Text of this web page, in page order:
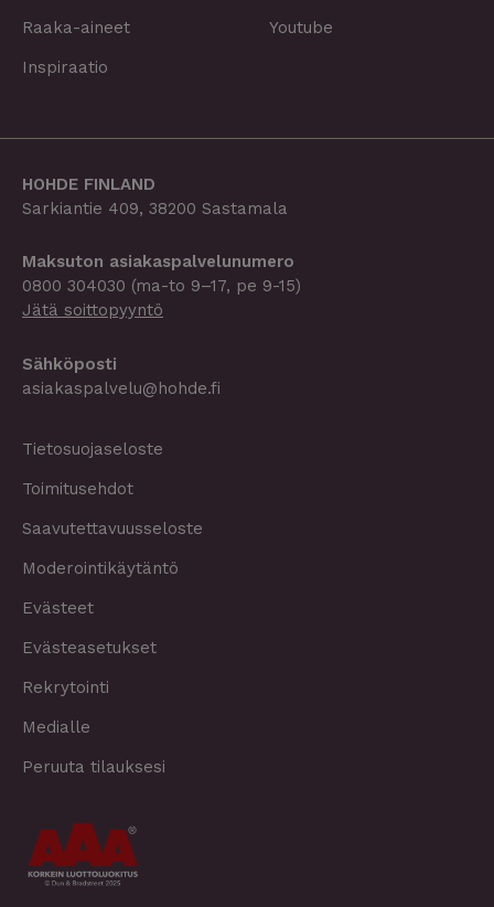
Raaka-aineet
Inspiraatio
Youtube
HOHDE FINLAND
Sarkiantie 409, 38200 Sastamala
Maksuton asiakaspalvelu­­numero
0800 304030 (ma-to 9–17, pe 9-15)
Jätä soittopyyntö
Sähköposti
asiakaspalvelu@hohde.fi
Tietosuojaseloste
Toimitusehdot
Saavutettavuusseloste
Moderointikäytäntö
Evästeet
Evästeasetukset
Rekrytointi
Medialle
Peruuta tilauksesi